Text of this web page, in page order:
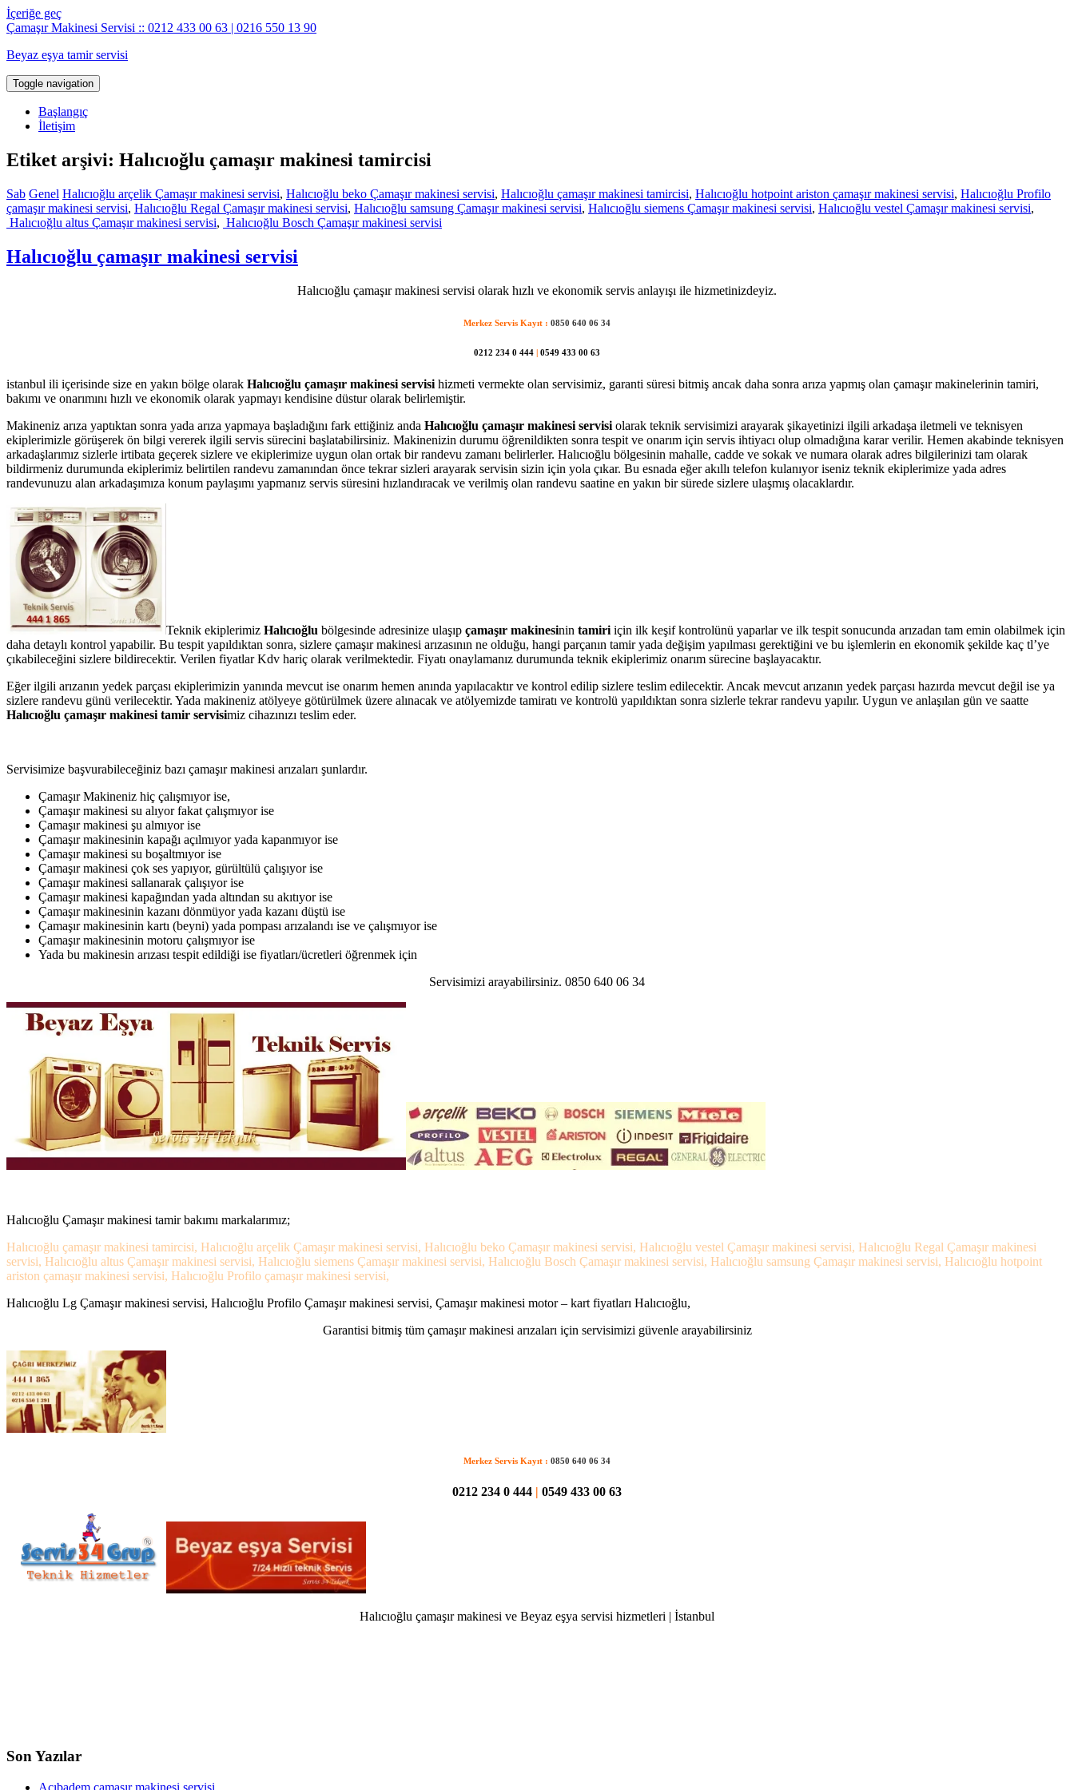
İçeriğe geç
Çamaşır Makinesi Servisi :: 0212 433 00 63 | 0216 550 13 90
Beyaz eşya tamir servisi
Toggle navigation
Başlangıç
İletişim
Etiket arşivi: Halıcıoğlu çamaşır makinesi tamircisi
Sab Genel Halıcıoğlu arçelik Çamaşır makinesi servisi, Halıcıoğlu beko Çamaşır makinesi servisi, Halıcıoğlu çamaşır makinesi tamircisi, Halıcıoğlu hotpoint ariston çamaşır makinesi servisi, Halıcıoğlu Profilo
çamaşır makinesi servisi, Halıcıoğlu Regal Çamaşır makinesi servisi, Halıcıoğlu samsung Çamaşır makinesi servisi, Halıcıoğlu siemens Çamaşır makinesi servisi, Halıcıoğlu vestel Çamaşır makinesi servisi,
Halıcıoğlu altus Çamaşır makinesi servisi, Halıcıoğlu Bosch Çamaşır makinesi servisi
Halıcıoğlu çamaşır makinesi servisi
Halıcıoğlu çamaşır makinesi servisi olarak hızlı ve ekonomik servis anlayışı ile hizmetinizdeyiz.
Merkez Servis Kayıt : 0850 640 06 34
0212 234 0 444 | 0549 433 00 63
istanbul ili içerisinde size en yakın bölge olarak Halıcıoğlu çamaşır makinesi servisi hizmeti vermekte olan servisimiz, garanti süresi bitmiş ancak daha sonra arıza yapmış olan çamaşır makinelerinin tamiri,
bakımı ve onarımını hızlı ve ekonomik olarak yapmayı kendisine düstur olarak belirlemiştir.
Makineniz arıza yaptıktan sonra yada arıza yapmaya başladığını fark ettiğiniz anda Halıcıoğlu çamaşır makinesi servisi olarak teknik servisimizi arayarak şikayetinizi ilgili arkadaşa iletmeli ve teknisyen
ekiplerimizle görüşerek ön bilgi vererek ilgili servis sürecini başlatabilirsiniz. Makinenizin durumu öğrenildikten sonra tespit ve onarım için servis ihtiyacı olup olmadığına karar verilir. Hemen akabinde teknisyen
arkadaşlarımız sizlerle irtibata geçerek sizlere ve ekiplerimize uygun olan ortak bir randevu zamanı belirlerler. Halıcıoğlu bölgesinin mahalle, cadde ve sokak ve numara olarak adres bilgilerinizi tam olarak
bildirmeniz durumunda ekiplerimiz belirtilen randevu zamanından önce tekrar sizleri arayarak servisin sizin için yola çıkar. Bu esnada eğer akıllı telefon kulanıyor iseniz teknik ekiplerimize yada adres
randevunuzu alan arkadaşımıza konum paylaşımı yapmanız servis süresini hızlandıracak ve verilmiş olan randevu saatine en yakın bir sürede sizlere ulaşmış olacaklardır.
Teknik ekiplerimiz Halıcıoğlu bölgesinde adresinize ulaşıp çamaşır makinesinin tamiri için ilk keşif kontrolünü yaparlar ve ilk tespit sonucunda arızadan tam emin olabilmek için
daha detaylı kontrol yapabilir. Bu tespit yapıldıktan sonra, sizlere çamaşır makinesi arızasının ne olduğu, hangi parçanın tamir yada değişim yapılması gerektiğini ve bu işlemlerin en ekonomik şekilde kaç tl’ye
çıkabileceğini sizlere bildirecektir. Verilen fiyatlar Kdv hariç olarak verilmektedir. Fiyatı onaylamanız durumunda teknik ekiplerimiz onarım sürecine başlayacaktır.
Eğer ilgili arızanın yedek parçası ekiplerimizin yanında mevcut ise onarım hemen anında yapılacaktır ve kontrol edilip sizlere teslim edilecektir. Ancak mevcut arızanın yedek parçası hazırda mevcut değil ise ya
sizlere randevu günü verilecektir. Yada makineniz atölyeye götürülmek üzere alınacak ve atölyemizde tamiratı ve kontrolü yapıldıktan sonra sizlerle tekrar randevu yapılır. Uygun ve anlaşılan gün ve saatte
Halıcıoğlu çamaşır makinesi tamir servisimiz cihazınızı teslim eder.
Servisimize başvurabileceğiniz bazı çamaşır makinesi arızaları şunlardır.
Çamaşır Makineniz hiç çalışmıyor ise,
Çamaşır makinesi su alıyor fakat çalışmıyor ise
Çamaşır makinesi şu almıyor ise
Çamaşır makinesinin kapağı açılmıyor yada kapanmıyor ise
Çamaşır makinesi su boşaltmıyor ise
Çamaşır makinesi çok ses yapıyor, gürültülü çalışıyor ise
Çamaşır makinesi sallanarak çalışıyor ise
Çamaşır makinesi kapağından yada altından su akıtıyor ise
Çamaşır makinesinin kazanı dönmüyor yada kazanı düştü ise
Çamaşır makinesinin kartı (beyni) yada pompası arızalandı ise ve çalışmıyor ise
Çamaşır makinesinin motoru çalışmıyor ise
Yada bu makinesin arızası tespit edildiği ise fiyatları/ücretleri öğrenmek için
Servisimizi arayabilirsiniz. 0850 640 06 34
Halıcıoğlu Çamaşır makinesi tamir bakımı markalarımız;
Halıcıoğlu çamaşır makinesi tamircisi, Halıcıoğlu arçelik Çamaşır makinesi servisi, Halıcıoğlu beko Çamaşır makinesi servisi, Halıcıoğlu vestel Çamaşır makinesi servisi, Halıcıoğlu Regal Çamaşır makinesi
servisi, Halıcıoğlu altus Çamaşır makinesi servisi, Halıcıoğlu siemens Çamaşır makinesi servisi, Halıcıoğlu Bosch Çamaşır makinesi servisi, Halıcıoğlu samsung Çamaşır makinesi servisi, Halıcıoğlu hotpoint
ariston çamaşır makinesi servisi, Halıcıoğlu Profilo çamaşır makinesi servisi,
Halıcıoğlu Lg Çamaşır makinesi servisi, Halıcıoğlu Profilo Çamaşır makinesi servisi, Çamaşır makinesi motor – kart fiyatları Halıcıoğlu,
Garantisi bitmiş tüm çamaşır makinesi arızaları için servisimizi güvenle arayabilirsiniz
Merkez Servis Kayıt : 0850 640 06 34
0212 234 0 444 0549 433 00 63
Halıcıoğlu çamaşır makinesi ve Beyaz eşya servisi hizmetleri | İstanbul
Son Yazılar
Acıbadem çamaşır makinesi servisi